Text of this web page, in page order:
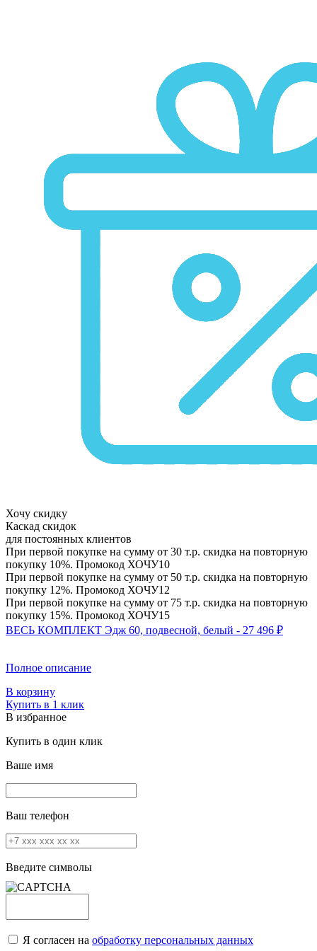
Хочу скидку
Каскад скидок
для постоянных клиентов
При первой покупке на сумму от 30 т.р. скидка на повторную
покупку 10%. Промокод ХОЧУ10
При первой покупке на сумму от 50 т.р. скидка на повторную
покупку 12%. Промокод ХОЧУ12
При первой покупке на сумму от 75 т.р. скидка на повторную
покупку 15%. Промокод ХОЧУ15
ВЕСЬ КОМПЛЕКТ Эдж 60, подвесной, белый - 27 496 ₽
Полное описание
В корзину
Купить в 1 клик
В избранное
Купить в один клик
Ваше имя
Ваш телефон
Введите символы
Я согласен на обработку персональных данных